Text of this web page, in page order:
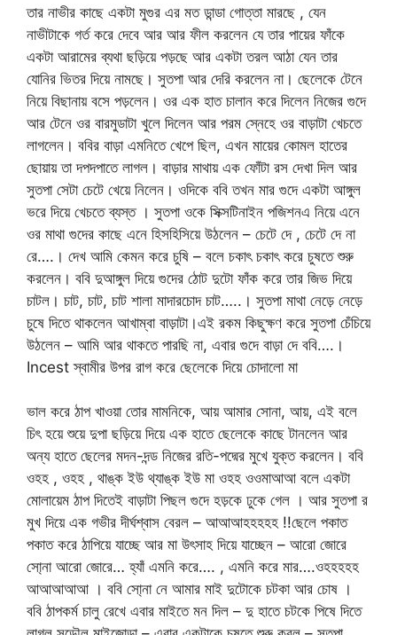
তার নাভীর কাছে একটা মুগুর এর মত ডান্ডা গোত্তা মারছে , যেন
নাভীটাকে গর্ত করে দেবে আর আর ফীল করলেন যে তার পায়ের ফাঁকে
একটা আরামের ব্যথা ছড়িয়ে পড়ছে আর একটা তরল আঠা যেন তার
যোনির ভিতর দিয়ে নামছে। সুতপা আর দেরি করলেন না। ছেলেকে টেনে
নিয়ে বিছানায় বসে পড়লেন। ওর এক হাত চালান করে দিলেন নিজের গুদে
আর টেনে ওর বারমুডাটা খুলে দিলেন আর পরম স্নেহে ওর বাড়াটা খেচতে
লাগলেন। ববির বাড়া এমনিতে খেপে ছিল, এখন মায়ের কোমল হাতের
ছোয়ায় তা দপদপাতে লাগল। বাড়ার মাথায় এক ফোঁটা রস দেখা দিল আর
সুতপা সেটা চেটে খেয়ে নিলেন। ওদিকে ববি তখন মার গুদে একটা আঙ্গুল
ভরে দিয়ে খেচতে ব্যস্ত । সুতপা ওকে সিক্সটিনাইন পজিশনএ নিয়ে এনে
ওর মাথা গুদের কাছে এনে হিসহিসিয়ে উঠলেন – চেটে দে , চেটে দে না
রে….। দেখ আমি কেমন করে চুষি – বলে চকাৎ চকাৎ করে চুষতে শুরু
করলেন। ববি দুআঙ্গুল দিয়ে গুদের ঠোট দুটো ফাঁক করে তার জিভ দিয়ে
চাটল। চাট, চাট, চাট শালা মাদারচোদ চাট…..। সুতপা মাথা নেড়ে নেড়ে
চুষে দিতে থাকলেন আখাম্বা বাড়াটা।এই রকম কিছুক্ষণ করে সুতপা চেঁচিয়ে
উঠলেন – আমি আর থাকতে পারছি না, এবার গুদে বাড়া দে ববি….।
Incest স্বামীর উপর রাগ করে ছেলেকে দিয়ে চোদালো মা
ভাল করে ঠাপ খাওয়া তোর মামনিকে, আয় আমার সোনা, আয়, এই বলে
চিৎ হয়ে শুয়ে দুপা ছড়িয়ে দিয়ে এক হাতে ছেলেকে কাছে টানলেন আর
অন্য হাতে ছেলের মদন-দন্ড নিজের রতি-পদ্মের মুখে যুক্ত করলেন। ববি
ওহহ , ওহহ , থাঙ্ক ইউ থ্যাঙ্ক ইউ মা ওহহ ওওমাআআ বলে একটা
মোলায়েম ঠাপ দিতেই বাড়াটা পিছল গুদে হড়কে ঢুকে গেল । আর সুতপা র
মুখ দিয়ে এক গভীর দীর্ঘশ্বাস বেরল – আআআহহহহহ !!ছেলে পকাত
পকাত করে ঠাপিয়ে যাচ্ছে আর মা উৎসাহ দিয়ে যাচ্ছেন – আরো জোরে
সো্না আরো জোরে… হ্যাঁ এমনি করে…. , এমনি করে মার….ওহহহহহ
আআআআআ । ববি সো্না নে আমার মাই দুটোকে চটকা আর চোষ ।
ববি ঠাপকর্ম চালু রেখে এবার মাইতে মন দিল – দু হাতে চটকে পিষে দিতে